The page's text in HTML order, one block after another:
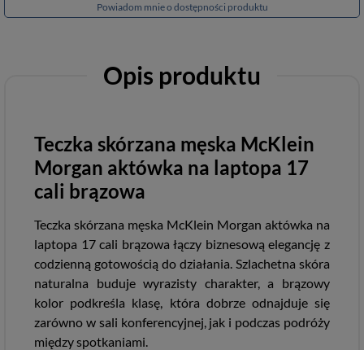
Powiadom mnie o dostępności produktu
Opis produktu
Teczka skórzana męska McKlein
Morgan aktówka na laptopa 17
cali brązowa
Teczka skórzana męska McKlein Morgan aktówka na
laptopa 17 cali brązowa łączy biznesową elegancję z
codzienną gotowością do działania. Szlachetna skóra
naturalna buduje wyrazisty charakter, a brązowy
kolor podkreśla klasę, która dobrze odnajduje się
zarówno w sali konferencyjnej, jak i podczas podróży
między spotkaniami.